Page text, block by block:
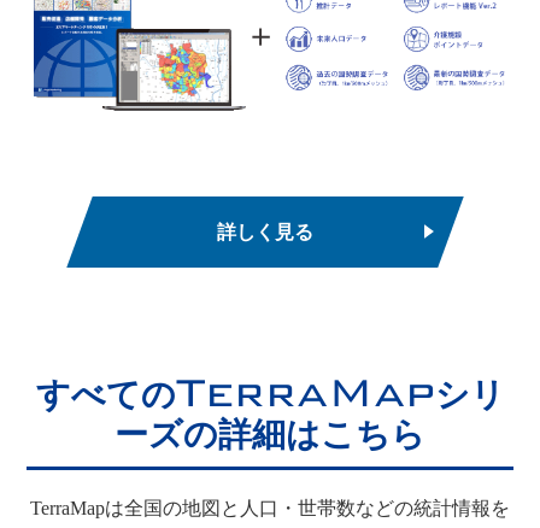
詳しく見る
すべてのTerraMapシリ
ーズの詳細はこちら
TerraMapは全国の地図と人口・世帯数などの統計情報を